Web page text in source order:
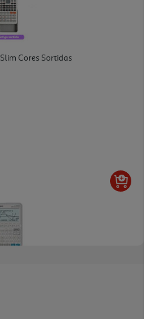
Cores Sortidas
Giii